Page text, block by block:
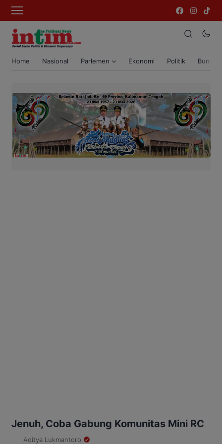
Home Nasional Parlemen Ekonomi Politik Bumi
Jenuh, Coba Gabung Komunitas Mini RC
Aditya Lukmantoro